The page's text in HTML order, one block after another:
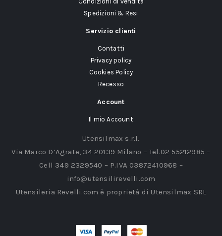
Spedizioni & Resi
Servizio clienti
Contatti
Privacy policy
Cookies Policy
Recesso
Account
Il mio Account
Utensilmax s.r.l.
Via Marco D’Agrate, 34 20139 Milano – Tel.02 55212985 –
Cell 349 2329540 – P.IVA 03872410968 –
info@utensilirevelli.com
Utensileria Revelli.com è proprietà di Utensilmax SRL